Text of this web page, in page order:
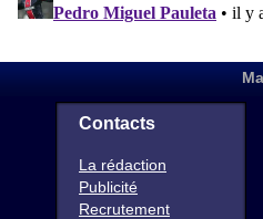
Contacts
La rédaction
Publicité
Recrutement